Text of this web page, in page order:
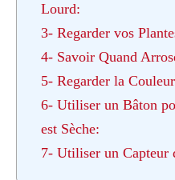
Lourd:
3- Regarder vos
4- Savoir Quand
5- Regarder la
6- Utiliser un Bâton
est Sèche:
7- Utiliser un Capteur